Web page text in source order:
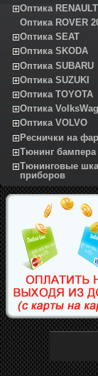
Оптика RENAULT
Оптика ROVER
Оптика SEAT
Оптика SKODA
Оптика SUBARU
Оптика SUZUKI
Оптика TOYOTA
Оптика
Оптика VOLVO
Реснички на
Тюнинг бампера
Тюнинговые
приборов